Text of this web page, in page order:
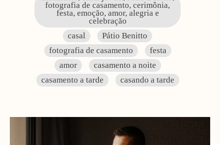
fotografia de casamento, cerimônia,
festa, emoção, amor, alegria e
celebração
casal
Pátio Benitto
fotografia de casamento
festa
amor
casamento a noite
casamento a tarde
casando a tarde